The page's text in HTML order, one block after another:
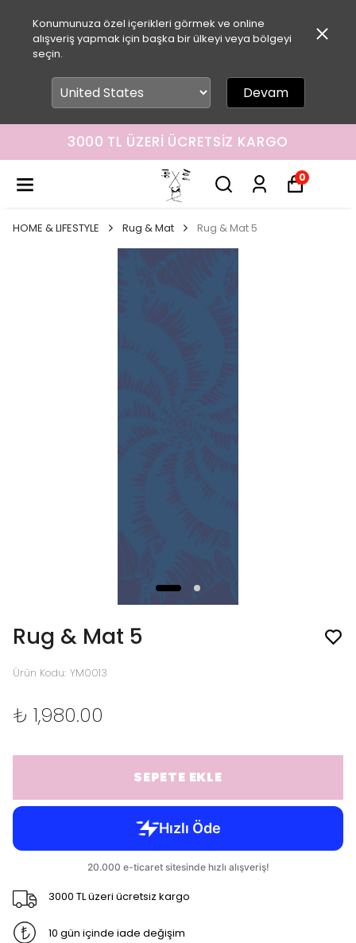
Konumunuza özel içerikleri görmek ve online
alışveriş yapmak için başka bir ülkeyi veya bölgeyi
seçin.
Devam
3000 TL ÜZERI ÜCRETSIZ KARGO
0
HOME & LIFESTYLE Rug & Mat Rug & Mat 5
Rug & Mat 5
Ürün Kodu: YM0013
₺ 1,980.00
SEPETE EKLE
3000 TL üzeri ücretsiz kargo
10 gün içinde iade değişim